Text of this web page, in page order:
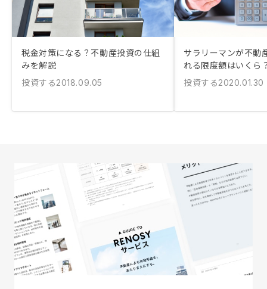
税金対策になる？不動産投資の仕組
みを解説
投資する2018.09.05
サラリーマンが不動
れる限度額はいくら
投資する2020.01.30